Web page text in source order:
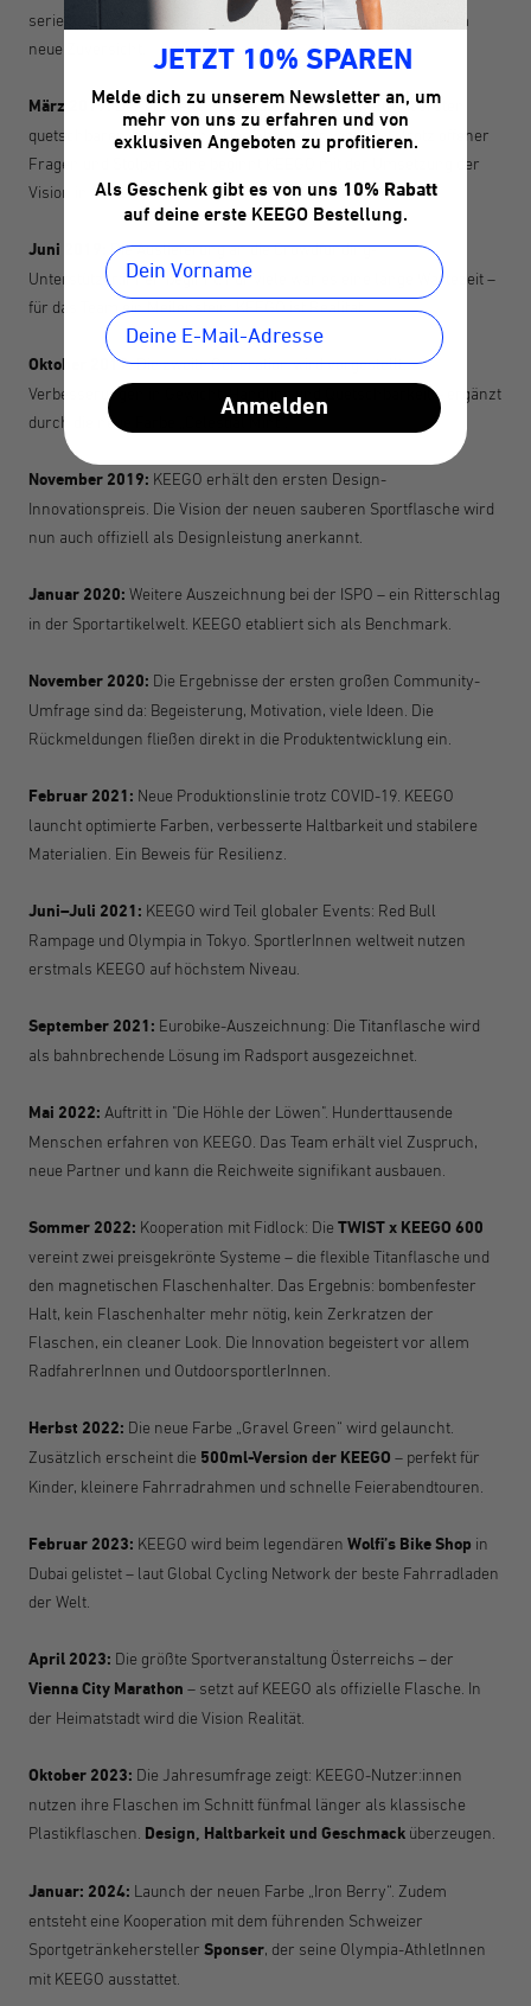
serienreifen Muster sind ein voller Erfolg und geben dem Team
neue Zuversicht.
März 2019:Der offizielle Produktionsstart der weltweit ersten
quetschbaren Titanflasche. Das Abenteuer wird real. Trotz offener
Fragen und Stolpersteine beginnt KEEGO mit der Umsetzung der
Vision in Serie.
Juni 2019:
Die Auslieferung an die Crowdfunding-
Unterstützer
:innenbeginnt. Für viele war es eine lange Wartezeit –
für das Team ein Meilenstein: KEEGO ist Realität.
Oktober 2019:Die zweite Generation wird vorgestellt.
Verbesserungen in Gewicht, Handling und Quetschbarkeit – ergänzt
durch die neue Farbe „Celestial Mint“.
November 2019: KEEGO erhält den ersten Design-
Innovationspreis. Die Vision der neuen sauberen Sportflasche wird
nun auch offiziell als Designleistung anerkannt.
Januar 2020: Weitere Auszeichnung bei der ISPO – ein Ritterschlag
in der Sportartikelwelt. KEEGO etabliert sich als Benchmark.
November 2020: Die Ergebnisse der ersten großen Community-
Umfrage sind da: Begeisterung, Motivation, viele Ideen. Die
Rückmeldungen fließen direkt in die Produktentwicklung ein.
Februar 2021: Neue Produktionslinie trotz COVID-19. KEEGO
launcht optimierte Farben, verbesserte Haltbarkeit und stabilere
Materialien. Ein Beweis für Resilienz.
Juni–Juli 2021: KEEGO wird Teil globaler Events: Red Bull
Rampage und Olympia in Tokyo. SportlerInnen weltweit nutzen
erstmals KEEGO auf höchstem Niveau.
September 2021: Eurobike-Auszeichnung: Die Titanflasche wird
als bahnbrechende Lösung im Radsport ausgezeichnet.
Mai 2022: Auftritt in "Die Höhle der Löwen". Hunderttausende
Menschen erfahren von KEEGO. Das Team erhält viel Zuspruch,
neue Partner und kann die Reichweite signifikant ausbauen.
Sommer 2022: Kooperation mit Fidlock: Die TWIST x KEEGO 600
vereint zwei preisgekrönte Systeme – die flexible Titanflasche und
den magnetischen Flaschenhalter. Das Ergebnis: bombenfester
Halt, kein Flaschenhalter mehr nötig, kein Zerkratzen der
Flaschen, ein cleaner Look. Die Innovation begeistert vor allem
RadfahrerInnen und OutdoorsportlerInnen.
Herbst 2022: Die neue Farbe „Gravel Green“ wird gelauncht.
Zusätzlich erscheint die 500ml-Version der KEEGO – perfekt für
Kinder, kleinere Fahrradrahmen und schnelle Feierabendtouren.
Februar 2023: KEEGO wird beim legendären Wolfi’s Bike Shop in
Dubai gelistet – laut Global Cycling Network der beste Fahrradladen
der Welt.
April 2023: Die größte Sportveranstaltung Österreichs – der
Vienna City Marathon – setzt auf KEEGO als offizielle Flasche. In
der Heimatstadt wird die Vision Realität.
Oktober 2023: Die Jahresumfrage zeigt: KEEGO-Nutzer:innen
nutzen ihre Flaschen im Schnitt fünfmal länger als klassische
Plastikflaschen. Design, Haltbarkeit und Geschmack überzeugen.
Januar: 2024: Launch der neuen Farbe „Iron Berry“. Zudem
entsteht eine Kooperation mit dem führenden Schweizer
Sportgetränkehersteller Sponser, der seine Olympia-AthletInnen
mit KEEGO ausstattet.
JETZT 10% SPAREN
Melde dich zu unserem Newsletter an, um
mehr von uns zu erfahren und von
exklusiven Angeboten zu profitieren.
Als Geschenk gibt es von uns 10% Rabatt
auf deine erste KEEGO Bestellung.
Anmelden